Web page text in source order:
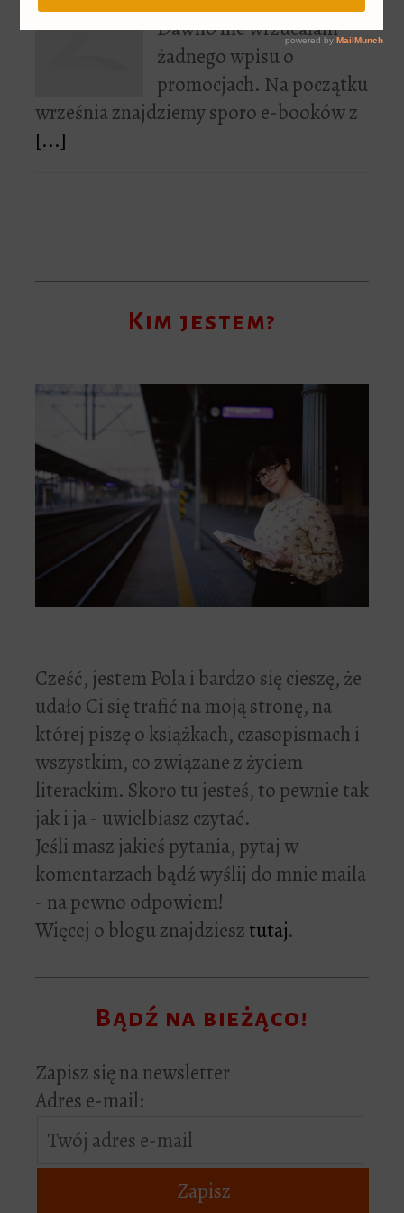
Dawno nie wrzucałam
żadnego wpisu o
promocjach. Na początku
września znajdziemy sporo e-booków z
[...]
Kim jestem?
Cześć, jestem Pola i bardzo się cieszę, że
udało Ci się trafić na moją stronę, na
której piszę o książkach, czasopismach i
wszystkim, co związane z życiem
literackim. Skoro tu jesteś, to pewnie tak
jak i ja - uwielbiasz czytać.
Jeśli masz jakieś pytania, pytaj w
komentarzach bądź wyślij do mnie maila
- na pewno odpowiem!
Więcej o blogu znajdziesztutaj.
Bądź na bieżąco!
Zapisz się na newsletter
Adres e-mail: